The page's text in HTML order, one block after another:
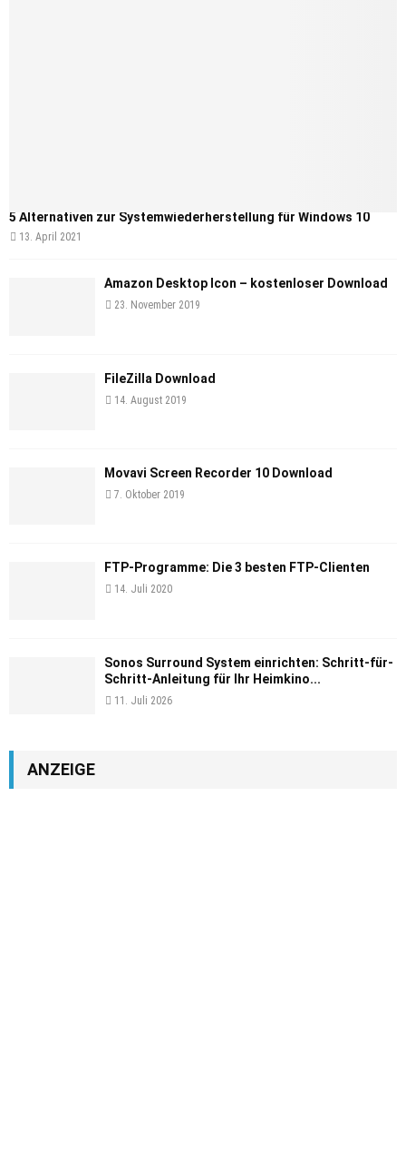
5 Alternativen zur Systemwiederherstellung für Windows 10
13. April 2021
Amazon Desktop Icon – kostenloser Download
23. November 2019
FileZilla Download
14. August 2019
Movavi Screen Recorder 10 Download
7. Oktober 2019
FTP-Programme: Die 3 besten FTP-Clienten
14. Juli 2020
Sonos Surround System einrichten: Schritt-für-
Schritt-Anleitung für Ihr Heimkino...
11. Juli 2026
ANZEIGE